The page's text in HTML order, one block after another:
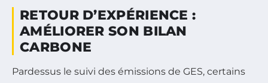
RETOUR D’EXPÉRIENCE :
AMÉLIORER SON BILAN
CARBONE
Pardessus le suivi des émissions de GES, certains